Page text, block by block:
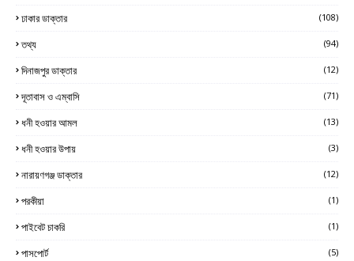
ঢাকার ডাক্তার (108)
তথ্য (94)
দিনাজপুর ডাক্তার (12)
দূতাবাস ও এম্বাসি (71)
ধনী হওয়ার আমল (13)
ধনী হওয়ার উপায় (3)
নারায়ণগঞ্জ ডাক্তার (12)
পরকীয়া (1)
পাইবেট চাকরি (1)
পাসপোর্ট (5)